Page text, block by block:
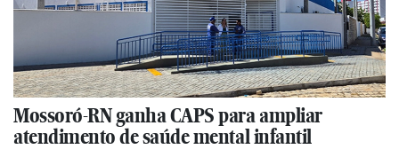
Mossoró-RN ganha CAPS para ampliar
atendimento de saúde mental infantil